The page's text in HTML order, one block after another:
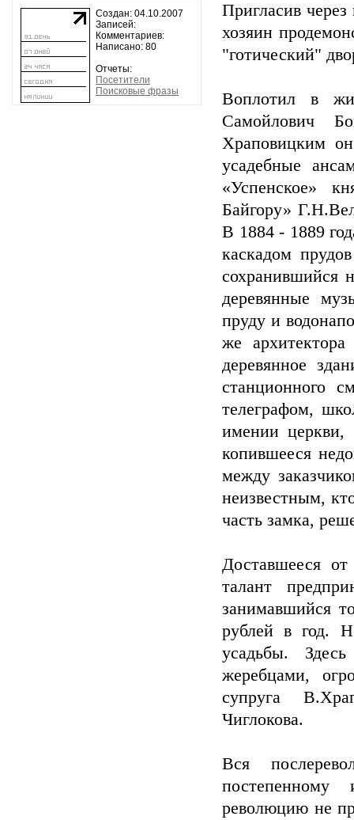
Создан: 04.10.2007
Записей:
Комментариев:
Написано: 80
Отчеты:
Посетители
Поисковые фразы
Пригласив
хозяин
"готический"
Воплотил в
Самойлович
Храповицким
усадебные
«Успенское»
Байгору»
В 1884 - 1889
каскадом
сохранившийся
деревянные
пруду и
же
деревянное
станционного
телеграфом,
имении церкви,
копившееся
между
неизвестным,
часть замка,
Доставшееся
талант
занимавшийся
рублей в год.
усадьбы.
жеребцами,
супруга
Чиглокова.
Вся
революцию не